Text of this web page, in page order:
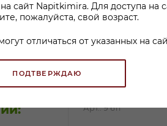
сайт Napitkimira. Для доступа на
пожалуйста, свой возраст.
отличаться от указанных на
ПОДТВЕРЖДАЮ
Арт.: 9 611